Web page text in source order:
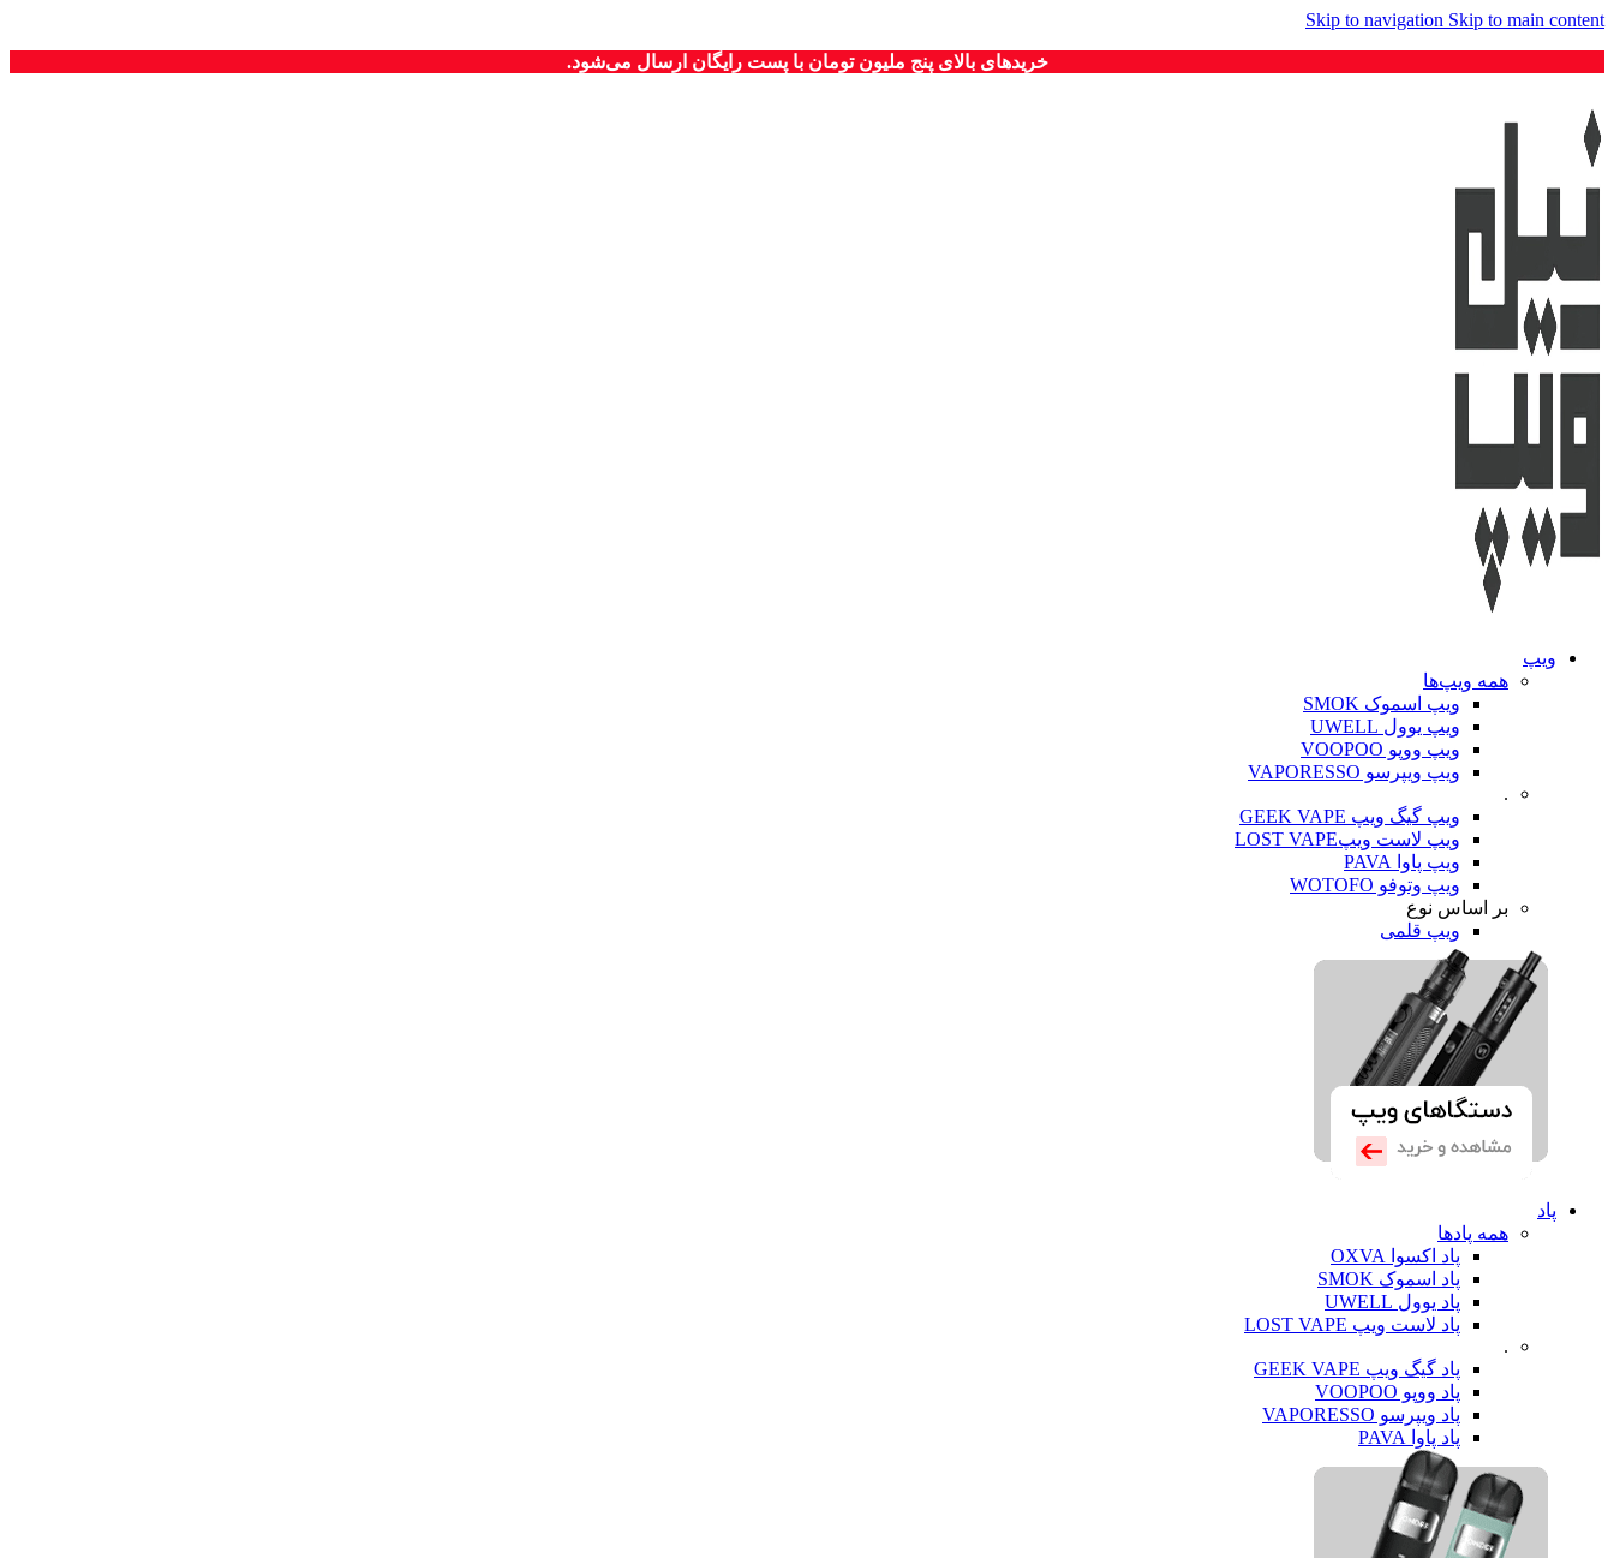
Skip to navigation Skip to main content
خریدهای بالای پنج ملیون تومان با پست رایگان ارسال می‌شود.
ویپ‌
همه ویپ‌ها
ویپ اسموک SMOK
ویپ یوول UWELL
ویپ ووپو VOOPOO
ویپ ویپرسو VAPORESSO
.
ویپ گیگ ویپ GEEK VAPE
ویپ لاست ویپLOST VAPE
ویپ پاوا PAVA
ویپ وتوفو WOTOFO
بر اساس نوع
ویپ قلمی
پاد
همه پادها
پاد اکسوا OXVA
پاد اسموک SMOK
پاد یوول UWELL
پاد لاست ویپ LOST VAPE
.
پاد گیگ ویپ GEEK VAPE
پاد ووپو VOOPOO
پاد ویپرسو VAPORESSO
پاد پاوا PAVA